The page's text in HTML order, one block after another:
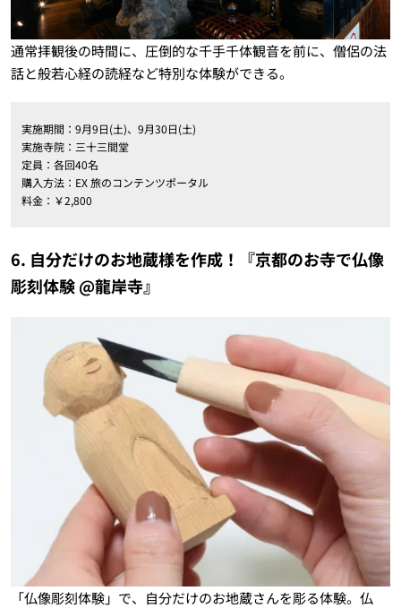
通常拝観後の時間に、圧倒的な千手千体観音を前に、僧侶の法
話と般若心経の読経など特別な体験ができる。
実施期間：9月9日(土)、9月30日(土)
実施寺院：三十三間堂
定員：各回40名
購入方法：EX 旅のコンテンツポータル
料金：￥2,800
6. 自分だけのお地蔵様を作成！『京都のお寺で仏像
彫刻体験 @龍岸寺』
「仏像彫刻体験」で、自分だけのお地蔵さんを彫る体験。仏